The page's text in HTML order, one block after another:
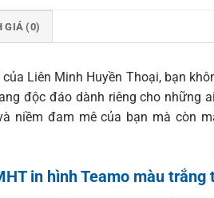
GIÁ (0)
Liên Minh Huyền Thoại, bạn
độc đáo dành riêng cho những
niềm đam mê của bạn mà còn
in hình Teamo màu